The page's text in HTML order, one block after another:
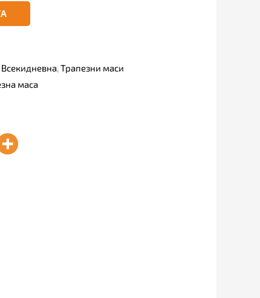
Всекидневна,Трапезни маси
маса